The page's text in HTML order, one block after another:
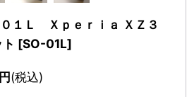
１Ｌ Ｘｐｅｒｉａ ＸＺ３
[SO-01L]
円(税込)